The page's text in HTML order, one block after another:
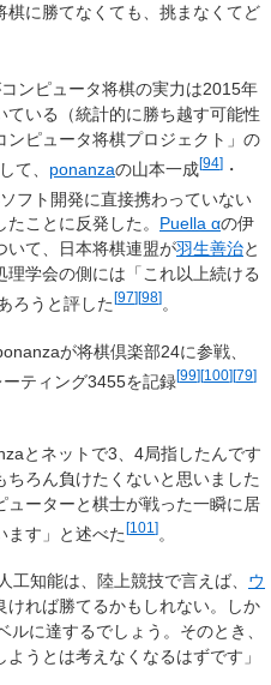
棋に勝てなくても、挑まなくてど
ンピュータ将棋の実力は2015年
いる（統計的に勝ち越す可能性
ピュータ将棋プロジェクト」の
て、 ponanzaの山本一成[94] ・
フト開発に直接携わっていない
ことに反発した。 Puella αの伊
いて、日本将棋連盟が羽生善治と
学会の側には「これ以上続ける
ろうと評した [97][98] 。
が将棋倶楽部24に参戦、
ティング3455を記録[99][100][79]
とネットで3、4局指したんです
ろん負けたくないと思いました
ューターと棋士が戦った一瞬に居
ます」と述べた[101 ]。
知能は、陸上競技で言えば、 ウ
ければ勝てるかもしれない。しか
ルに達するでしょう。そのとき、
うとは考えなくなるはずです」